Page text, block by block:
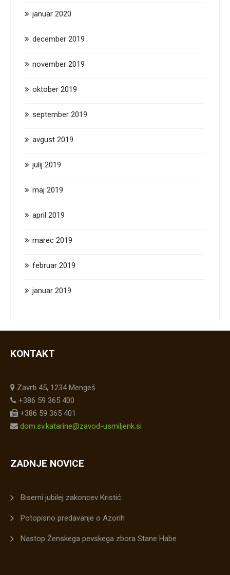
januar 2020
december 2019
november 2019
oktober 2019
september 2019
avgust 2019
julij 2019
maj 2019
april 2019
marec 2019
februar 2019
januar 2019
KONTAKT
Zavrti 45, 1234 Mengeš
+386 59 365 400
+386 59 365 401
dom.sv.katarine@zavod-usmiljenk.si
ZADNJE NOVICE
Biserni jubilej zakoncev Kristić
Potopisno predavanje o Azorih
Nastop Ženskega pevskega zbora Stane Habe